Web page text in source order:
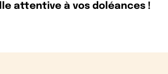
attentive à vos doléances !